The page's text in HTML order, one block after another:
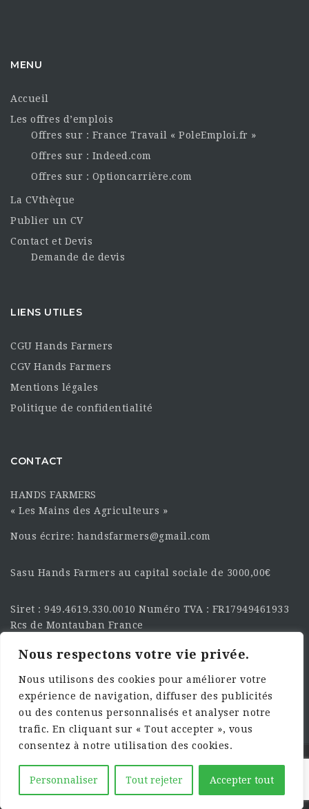
Nous respectons votre vie privée.
Nous utilisons des cookies pour améliorer votre
expérience de navigation, diffuser des publicités
ou des contenus personnalisés et analyser notre
trafic. En cliquant sur « Tout accepter », vous
consentez à notre utilisation des cookies.
Personnaliser Tout rejeter Accepter tout
MENU
Accueil
Les offres d’emplois
Offres sur : France Travail « PoleEmploi.fr »
Offres sur : Indeed.com
Offres sur : Optioncarrière.com
La CVthèque
Publier un CV
Contact et Devis
Demande de devis
LIENS UTILES
CGU Hands Farmers
CGV Hands Farmers
Mentions légales
Politique de confidentialité
CONTACT
HANDS FARMERS
« Les Mains des Agriculteurs »
Nous écrire: handsfarmers@gmail.com
Sasu Hands Farmers au capital sociale de 3000,00€
Siret : 949.4619.330.0010 Numéro TVA : FR17949461933
Rcs de Montauban France
SUIVEZ-NOUS SUR LES
RÉSEAU :
©2025 HandsFarmers. Designed with Web Studio
Agency